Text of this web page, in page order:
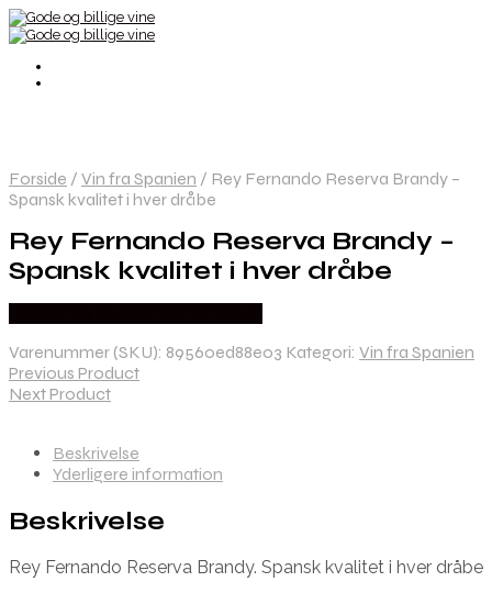
Forside / Vin fra Spanien / Rey Fernando Reserva Brandy –
Spansk kvalitet i hver dråbe
Rey Fernando Reserva Brandy –
Spansk kvalitet i hver dråbe
Varenummer (SKU): 89560ed88e03 Kategori: Vin fra Spanien
Previous Product
Next Product
Beskrivelse
Yderligere information
Beskrivelse
Rey Fernando Reserva Brandy. Spansk kvalitet i hver dråbe